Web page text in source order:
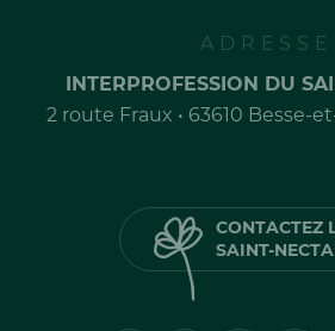
ADRESSE
INTERPROFESSION DU
2 route Fraux • 63610 Besse-
CONTACTEZ
SAINT-